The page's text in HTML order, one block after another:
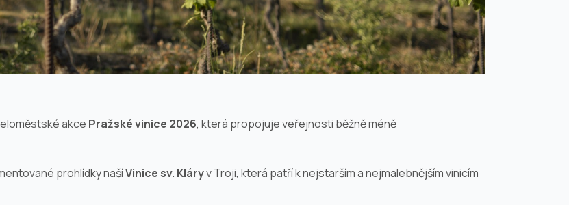
akce Pražskévinice 2026, která propojuje veřejnosti běžně méně
prohlídky našíVinice sv. Kláryv Troji, která patří k nejstarším a nejmalebnějším vinicím